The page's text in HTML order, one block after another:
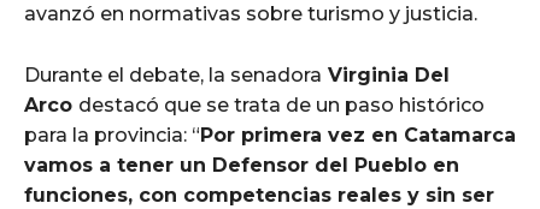
avanzó en normativas sobre turismo y justicia.
Durante el debate, la senadora Virginia Del
Arco destacó que se trata de un paso histórico
para la provincia: “ Por primera vez en Catamarca
vamos a tener un Defensor del Pueblo en
funciones, con competencias reales y sin ser